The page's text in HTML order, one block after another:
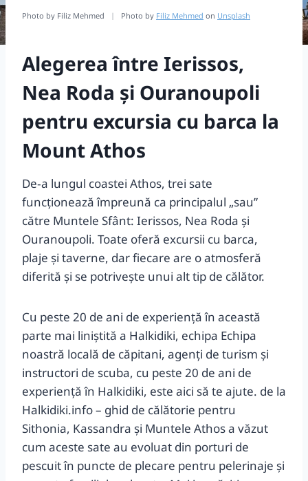
Photo by Filiz Mehmed | Photo by Filiz Mehmed on Unsplash
Alegerea între Ierissos,
Nea Roda și Ouranoupoli
pentru excursia cu barca la
Mount Athos
De‑a lungul coastei Athos, trei sate
funcționează împreună ca principalul „sau”
către Muntele Sfânt: Ierissos, Nea Roda și
Ouranoupoli. Toate oferă excursii cu barca,
plaje și taverne, dar fiecare are o atmosferă
diferită și se potrivește unui alt tip de călător.
Cu peste 20 de ani de experiență în această
parte mai liniștită a Halkidiki, echipa Echipa
noastră locală de căpitani, agenți de turism și
instructori de scuba, cu peste 20 de ani de
experiență în Halkidiki, este aici să te ajute. de la
Halkidiki.info – ghid de călătorie pentru
Sithonia, Kassandra și Muntele Athos a văzut
cum aceste sate au evoluat din porturi de
pescuit în puncte de plecare pentru pelerinaje și